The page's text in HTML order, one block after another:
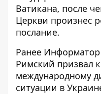
Ватикана, после
Церкви произнес
послание.
Ранее Информатор
Римский призвал
международному
ситуации в